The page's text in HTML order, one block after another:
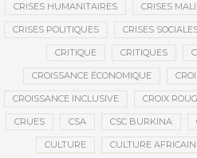
CRISES HUMANITAIRES CRISES
CRISES POLITIQUES CRISES
CRITIQUE CRITIQUES
CROISSANCE ÉCONOMIQUE
CROISSANCE INCLUSIVE CROIX
CRUES CSA CSC BURKINA
CULTURE CULTURE